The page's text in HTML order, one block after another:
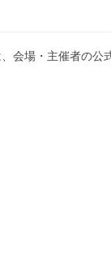
場・主催者の公